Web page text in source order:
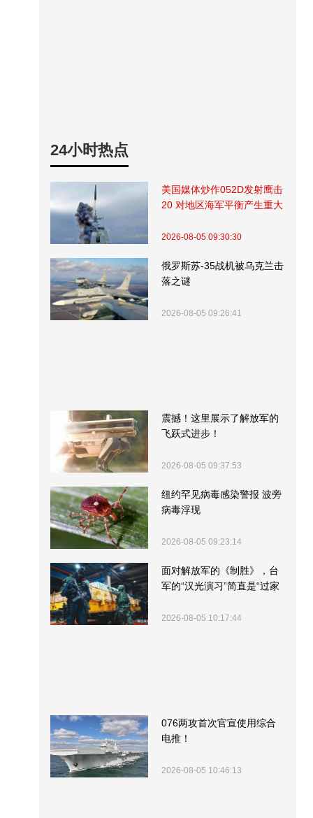
24小时热点
美国媒体炒作052D发射鹰击
20 对地区海军平衡产生重大
2026-08-05 09:30:30
俄罗斯苏-35战机被乌克兰击
落之谜
2026-08-05 09:26:41
震撼！这里展示了解放军的
飞跃式进步！
2026-08-05 09:37:53
纽约罕见病毒感染警报 波旁
病毒浮现
2026-08-05 09:23:14
面对解放军的《制胜》，台
军的“汉光演习”简直是“过家
2026-08-05 10:17:44
076两攻首次官宣使用综合
电推！
2026-08-05 10:46:13